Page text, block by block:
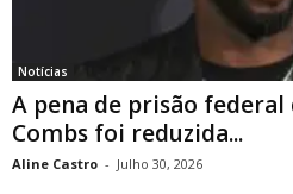
Notícias
A pena de prisão federal
Combs foi reduzida...
Aline Castro - Julho 30, 2026